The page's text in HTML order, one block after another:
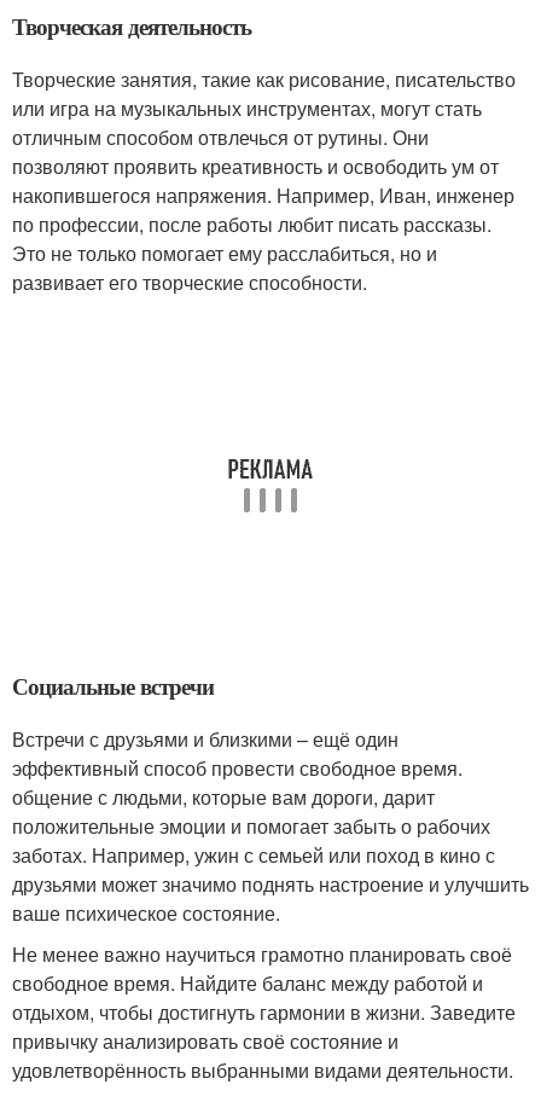
Творческая деятельность
Творческие занятия, такие как рисование, писательство
или игра на музыкальных инструментах, могут стать
отличным способом отвлечься от рутины. Они
позволяют проявить креативность и освободить ум от
накопившегося напряжения. Например, Иван, инженер
по профессии, после работы любит писать рассказы.
Это не только помогает ему расслабиться, но и
развивает его творческие способности.
Социальные встречи
Встречи с друзьями и близкими – ещё один
эффективный способ провести свободное время.
общение с людьми, которые вам дороги, дарит
положительные эмоции и помогает забыть о рабочих
заботах. Например, ужин с семьей или поход в кино с
друзьями может значимо поднять настроение и улучшить
ваше психическое состояние.
Не менее важно научиться грамотно планировать своё
свободное время. Найдите баланс между работой и
отдыхом, чтобы достигнуть гармонии в жизни. Заведите
привычку анализировать своё состояние и
удовлетворённость выбранными видами деятельности.